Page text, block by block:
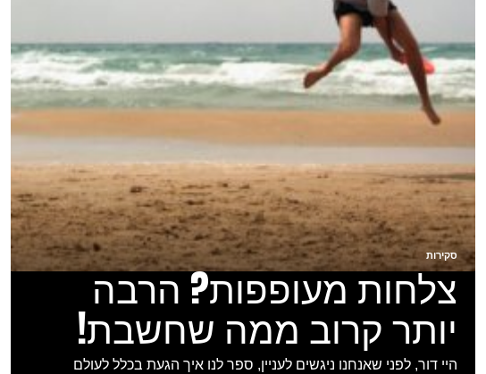
סקירות
צלחות מעופפות? הרבה
יותר קרוב ממה שחשבת!
היי דור, לפני שאנחנו ניגשים לעניין, ספר לנו איך הגעת בכלל לעולם